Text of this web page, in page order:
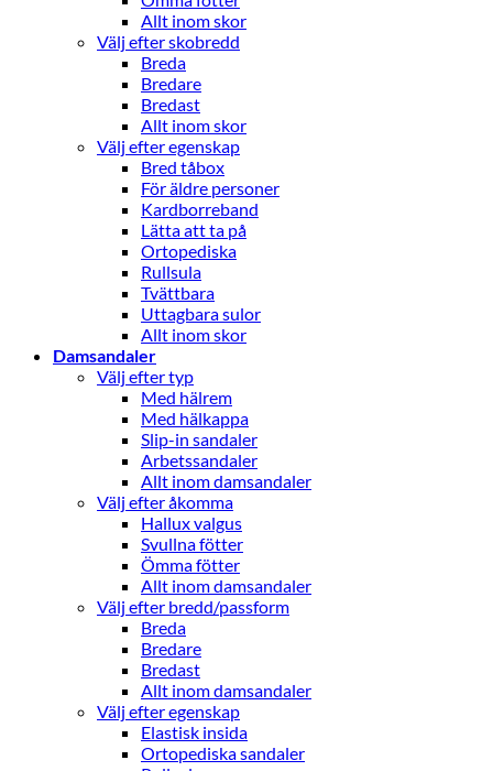
Allt inom skor
Välj efter skobredd
Breda
Bredare
Bredast
Allt inom skor
Välj efter egenskap
Bred tåbox
För äldre personer
Kardborreband
Lätta att ta på
Ortopediska
Rullsula
Tvättbara
Uttagbara sulor
Allt inom skor
Damsandaler
Välj efter typ
Med hälrem
Med hälkappa
Slip-in sandaler
Arbetssandaler
Allt inom damsandaler
Välj efter åkomma
Hallux valgus
Svullna fötter
Ömma fötter
Allt inom damsandaler
Välj efter bredd/passform
Breda
Bredare
Bredast
Allt inom damsandaler
Välj efter egenskap
Elastisk insida
Ortopediska sandaler